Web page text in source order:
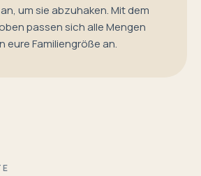
um sie abzuhaken. Mit dem
passen sich alle Mengen
eure Familiengröße an.